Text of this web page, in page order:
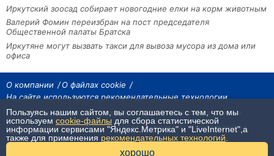
Иркутский зоосад собирает новогодние елки на корм животным
Валерий Фомин переизбран на пост председателя
Общественной палаты Братска
Иркутяне могут вызвать такси для вывоза мусора из дома или
офиса
О компании
О файлах cookie
На сайте используются рекомендательные технологии
На сайте размещаются материалы ИА «Наш Север». Все права охраняются
законом.
При использовании материалов агентства на других сайтах, обязательна
гиперссылка.
Пользуясь нашим сайтом, вы соглашаетесь с тем, что мы
используем cookie-файлы для сбора статистической
информации сервисами "Яндекс.Метрика" и "LiveInternet",а
также для применения рекомендательных технологий
хорошо